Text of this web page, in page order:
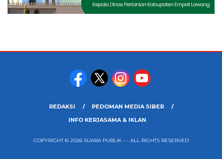
REDAKSI
PEDOMAN MEDIA SIBER
INFO KERJASAMA & IKLAN
COPYRIGHT © 2026 SUARA PUBLIK – - ALL RIGHTS RESERVED